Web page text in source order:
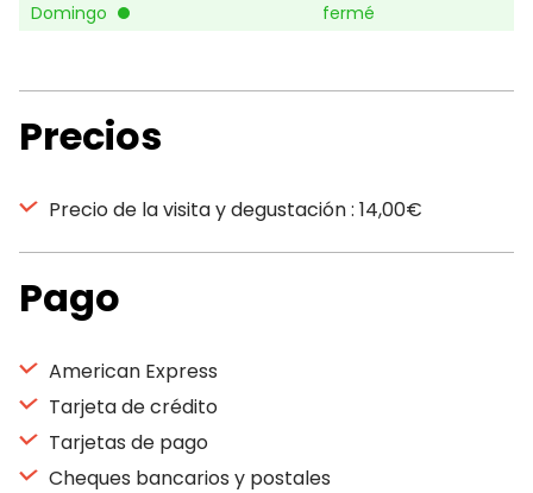
Domingo
fermé
Precios
Precio de la visita y degustación : 14,00€
Pago
American Express
Tarjeta de crédito
Tarjetas de pago
Cheques bancarios y postales